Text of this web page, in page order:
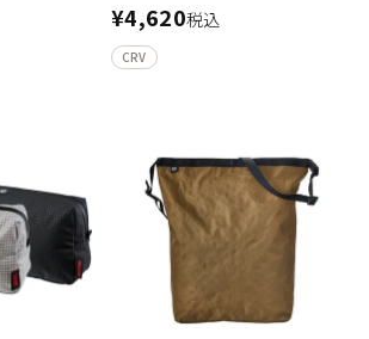
ケース M
¥4,620税込
CRV